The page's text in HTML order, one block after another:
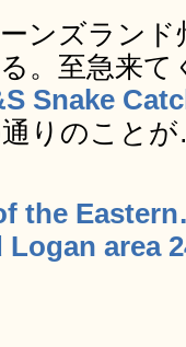
ンズラン
。至急来
Snake
通りのこと
the
area